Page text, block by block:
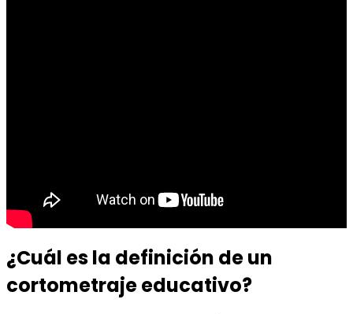
¿Cuál es la definición de un
cortometraje educativo?